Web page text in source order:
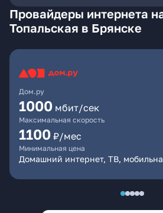
Провайдеры интернета
Топальская в Брянске
Дом.ру
1000 мбит/сек
Максимальная скорость
1100 ₽/мес
Минимальная цена
Домашний интернет, ТВ,